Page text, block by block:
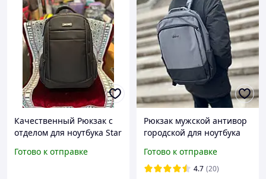
Качественный Рюкзак с
отделом для ноутбука Star
Готово к отправке
Рюкзак мужской антивор
городской для ноутбука
универсальный черный
рюкзак Серый
Готово к отправке
4.7 (20)